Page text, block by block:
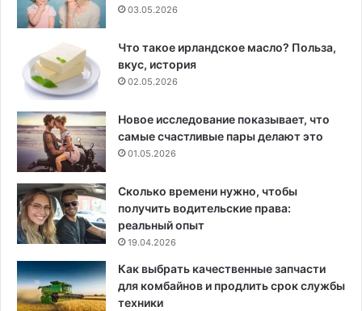
03.05.2026
Что такое ирландское масло? Польза,
вкус, история
02.05.2026
Новое исследование показывает, что
самые счастливые пары делают это
01.05.2026
Сколько времени нужно, чтобы
получить водительские права:
реальный опыт
19.04.2026
Как выбрать качественные запчасти
для комбайнов и продлить срок службы
техники